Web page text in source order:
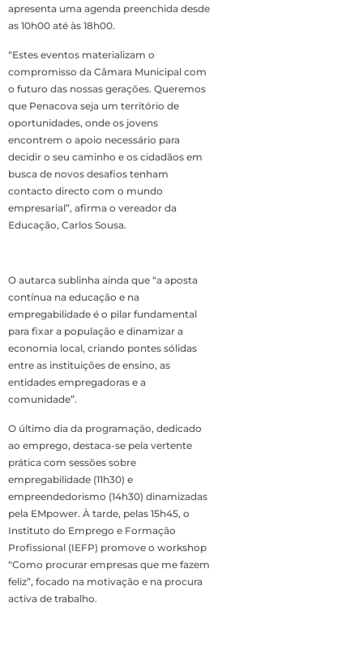
apresenta uma agenda preenchida desde
as 10h00 até às 18h00.
“Estes eventos materializam o
compromisso da Câmara Municipal com
o futuro das nossas gerações. Queremos
que Penacova seja um território de
oportunidades, onde os jovens
encontrem o apoio necessário para
decidir o seu caminho e os cidadãos em
busca de novos desafios tenham
contacto directo com o mundo
empresarial”, afirma o vereador da
Educação, Carlos Sousa.
O autarca sublinha ainda que “a aposta
contínua na educação e na
empregabilidade é o pilar fundamental
para fixar a população e dinamizar a
economia local, criando pontes sólidas
entre as instituições de ensino, as
entidades empregadoras e a
comunidade”.
O último dia da programação, dedicado
ao emprego, destaca-se pela vertente
prática com sessões sobre
empregabilidade (11h30) e
empreendedorismo (14h30) dinamizadas
pela EMpower. À tarde, pelas 15h45, o
Instituto do Emprego e Formação
Profissional (IEFP) promove o workshop
“Como procurar empresas que me fazem
feliz”, focado na motivação e na procura
activa de trabalho.